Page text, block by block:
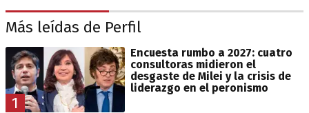
Más leídas de Perfil
1
Encuesta rumbo a 2027: cuatro
consultoras midieron el
desgaste de Milei y la crisis de
liderazgo en el peronismo